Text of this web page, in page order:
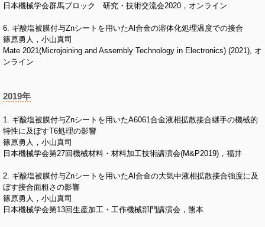
日本機械学会群馬ブロック 研究・技術交流会2020，オンライン
6. ギ酸塩被膜付与Znシートを用いたAl合金の溶体化処理温度での接合
篠原勇人，小山真司
Mate 2021(Microjoining and Assembly Technology in Electronics) (2021), オ
ンライン
2019年
1. ギ酸塩被膜付与Znシートを用いたA6061合金液相拡散接合継手の機械的
特性に及ぼすT6処理の影響
篠原勇人，小山真司
日本機械学会第27回機械材料・材料加工技術講演会(M&P2019)，福井
2. ギ酸塩被膜付与Znシートを用いたAl合金の大気中液相拡散接合強度に及
ぼす接合面粗さの影響
篠原勇人，小山真司
日本機械学会第13回生産加工・工作機械部門講演会，熊本